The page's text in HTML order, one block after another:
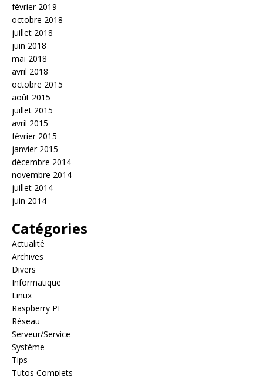
février 2019
octobre 2018
juillet 2018
juin 2018
mai 2018
avril 2018
octobre 2015
août 2015
juillet 2015
avril 2015
février 2015
janvier 2015
décembre 2014
novembre 2014
juillet 2014
juin 2014
Catégories
Actualité
Archives
Divers
Informatique
Linux
Raspberry PI
Réseau
Serveur/Service
Système
Tips
Tutos Complets